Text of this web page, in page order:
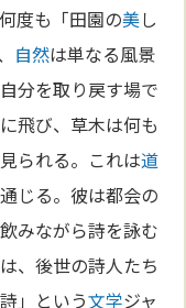
度も「田園の美し
自然は単なる風景
分を取り戻す場で
飛び、草木は何も
られる。これは道
じる。彼は都会の
みながら詩を詠む
、後世の詩人たち
」という文学ジャ